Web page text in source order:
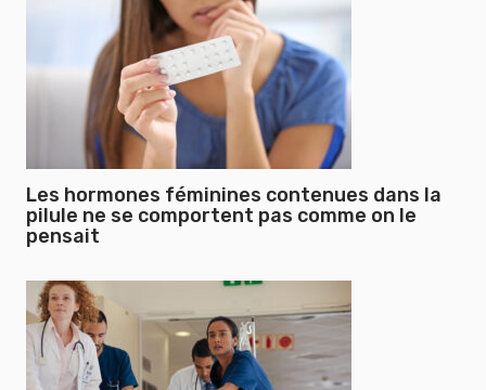
Les hormones féminines contenues dans la
pilule ne se comportent pas comme on le
pensait